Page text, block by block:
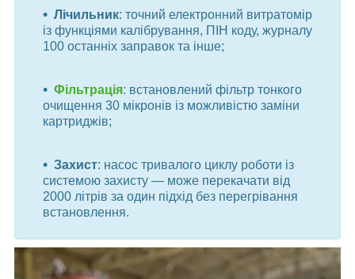
Лічильник: точний електронний витратомір
із функціями калібрування, ПІН коду, журналу
100 останніх заправок та інше;
Фільтрація: встановлений фільтр тонкого
очищення 30 мікронів із можливістю заміни
картриджів;
Захист: насос тривалого циклу роботи із
системою захисту — може перекачати від
2000 літрів за один підхід без перегрівання
встановлення.